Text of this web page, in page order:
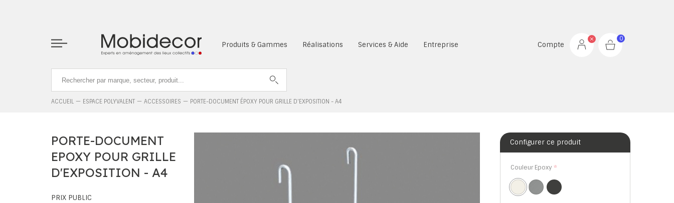
Produits & Gammes Réalisations Services & Aide Entreprise Compte
0
ACCUEIL ESPACE POLYVALENT ACCESSOIRES PORTE-DOCUMENT ÉPOXY POUR GRILLE D'EXPOSITION - A4
PORTE-DOCUMENT
EPOXY POUR GRILLE
D'EXPOSITION - A4
PRIX PUBLIC
Configurer ce produit
Couleur Epoxy